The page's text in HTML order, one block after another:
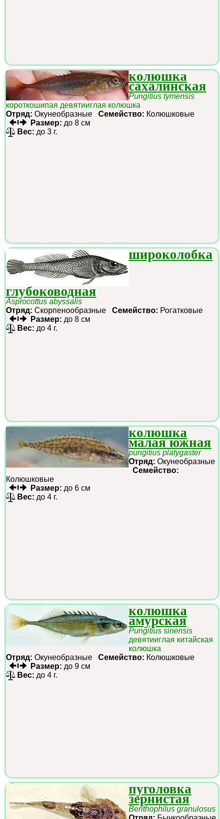
колюшка
сахалинская
Pungitius tymensis
короткошипая девятииглая колюшка
Отряд: Окунеобразные Семейство: Колюшковые
Размер: до 8 см
Вес: до 3 г.
широколобка
глубоководная
Asprocottus abyssalis
Отряд: Скорпенообразные Семейство: Рогатковые
Размер: до 8 см
Вес: до 4 г.
колюшка
малая южная
pungitius platygaster
Отряд: Окунеобразные
Семейство:
Колюшковые
Размер: до 6 см
Вес: до 4 г.
колюшка
амурская
Pungitius sinensis
девятииглая китайская
колюшка
Отряд: Окунеобразные Семейство: Колюшковые
Размер: до 9 см
Вес: до 4 г.
пуголовка
зернистая
Benthophilus granulosus